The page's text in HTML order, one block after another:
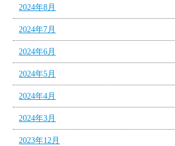
2024年8月
2024年7月
2024年6月
2024年5月
2024年4月
2024年3月
2023年12月